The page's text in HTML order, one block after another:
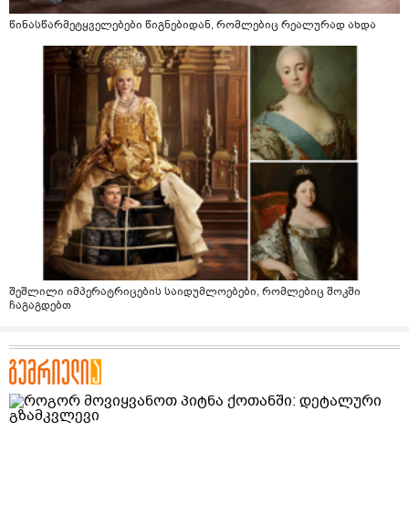
წინასწარმეტყველებები წიგნებიდან, რომლებიც რეალურად ახდა
შეშლილი იმპერატრიცების საიდუმლოებები, რომლებიც შოკში
ჩაგაგდებთ